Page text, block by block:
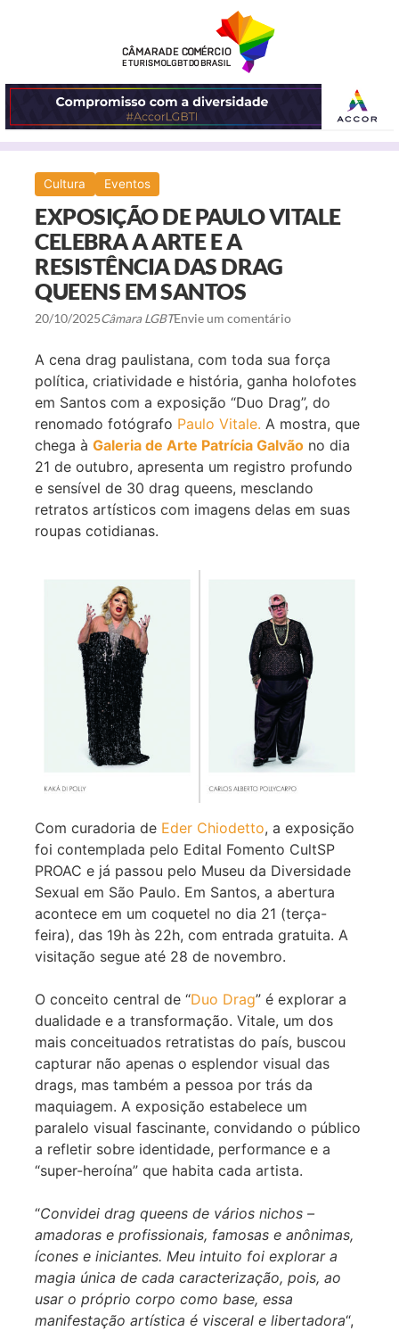
O
MENU
Cultura Eventos
EXPOSIÇÃO DE PAULO VITALE
CELEBRA A ARTE E A
RESISTÊNCIA DAS DRAG
QUEENS EM SANTOS
20/10/2025Câmara LGBTEnvie um comentário
A cena drag paulistana, com toda sua força
política, criatividade e história, ganha holofotes
em Santos com a exposição “Duo Drag”, do
renomado fotógrafo Paulo Vitale. A mostra, que
chega àGaleria de Arte Patrícia Galvão no dia
21 de outubro, apresenta um registro profundo
e sensível de 30 drag queens, mesclando
retratos artísticos com imagens delas em suas
roupas cotidianas.
Com curadoria de Eder Chiodetto, a exposição
foi contemplada pelo Edital Fomento CultSP
PROAC e já passou pelo Museu da Diversidade
Sexual em São Paulo. Em Santos, a abertura
acontece em um coquetel no dia 21 (terça-
feira), das 19h às 22h, com entrada gratuita. A
visitação segue até 28 de novembro.
O conceito central de “Duo Drag” é explorar a
dualidade e a transformação. Vitale, um dos
mais conceituados retratistas do país, buscou
capturar não apenas o esplendor visual das
drags, mas também a pessoa por trás da
maquiagem. A exposição estabelece um
paralelo visual fascinante, convidando o público
a refletir sobre identidade, performance e a
“super-heroína” que habita cada artista.
“Convidei drag queens de vários nichos –
amadoras e profissionais, famosas e anônimas,
ícones e iniciantes. Meu intuito foi explorar a
magia única de cada caracterização, pois, ao
usar o próprio corpo como base, essa
manifestação artística é visceral e libertadora“,